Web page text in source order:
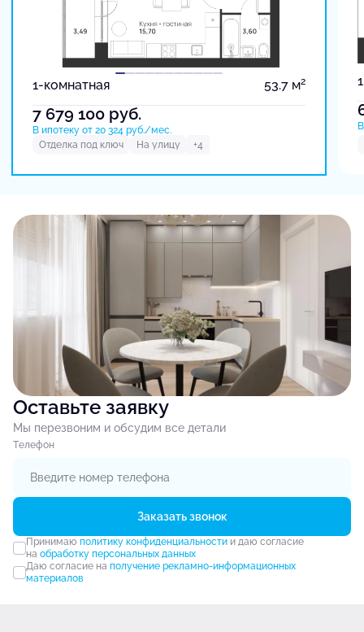
1-комнатная 53.7 м2
7 679 100 руб.
В ипотеку от 20 324 руб./мес.
Отделка под ключ
На улицу +4
Оставьте заявку
Мы перезвоним и обсудим все детали
Tелефон
Заказать звонок
Принимаю политику конфиденциальностии даю согласие
на обработку персональных данных
Даю согласие на получение рекламно-информационных
материалов